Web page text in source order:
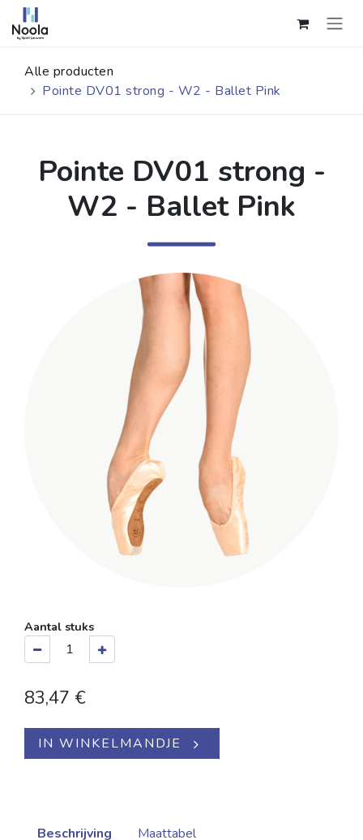
Overslaan naar inhoud
Alle producten
Pointe DV01 strong - W2 - Ballet Pink
Pointe DV01 strong -
W2 - Ballet Pink
Aantal stuks
83,47 €
IN WINKELMANDJE
Beschrijving Maattabel